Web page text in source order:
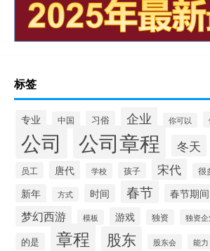
标签
专业 中国 习俗 企业 你可以
公司 公司章程 冬天
员工 唐代 学校 孩子 宋代 很
新年 方式 时间 春节 春节期间
梦幻西游 模板 游戏 独资 独资企
的是 章程 股东 股东会 能力